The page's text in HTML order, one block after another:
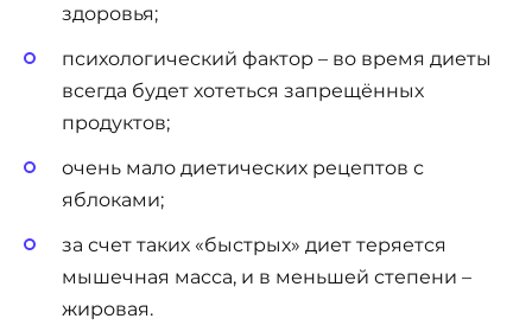
здоровья;
психологический фактор – во время диеты
всегда будет хотеться запрещённых
продуктов;
очень мало диетических рецептов с
яблоками;
за счет таких «быстрых» диет теряется
мышечная масса, и в меньшей степени –
жировая.